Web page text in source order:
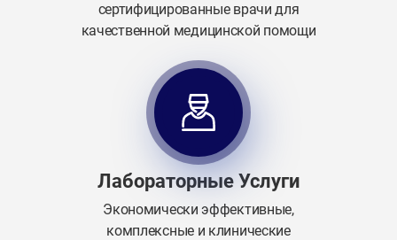
сертифицированные врачи для
качественной медицинской помощи
Лабораторные Услуги
Экономически эффективные,
комплексные и клинические